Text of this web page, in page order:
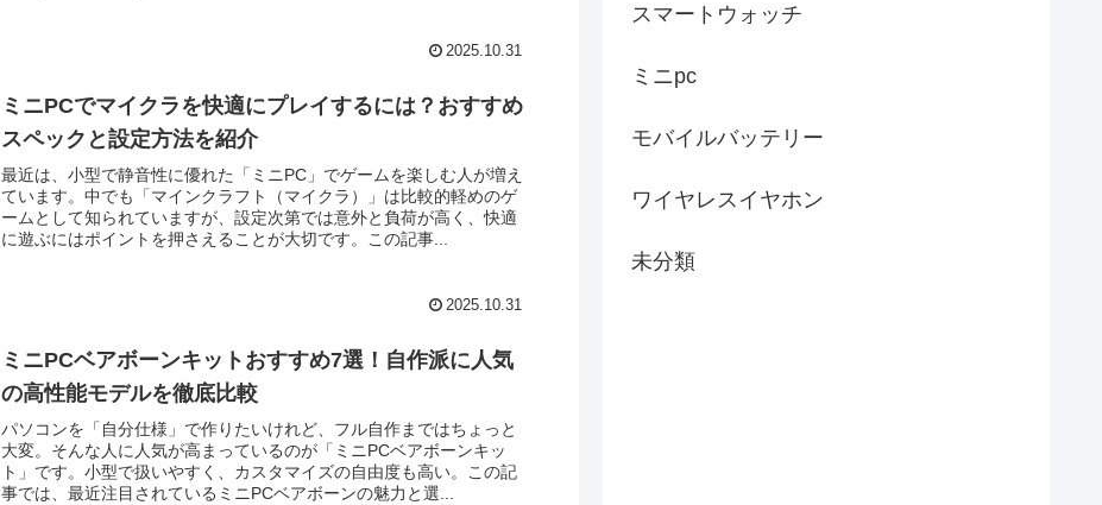
2025.10.31
ミニPCでマイクラを快適にプレイするには？おすすめ
スペックと設定方法を紹介
最近は、小型で静音性に優れた「ミニPC」でゲームを楽しむ人が増え
ています。中でも「マインクラフト（マイクラ）」は比較的軽めのゲ
ームとして知られていますが、設定次第では意外と負荷が高く、快適
に遊ぶにはポイントを押さえることが大切です。この記事...
2025.10.31
ミニPCベアボーンキットおすすめ7選！自作派に人気
の高性能モデルを徹底比較
パソコンを「自分仕様」で作りたいけれど、フル自作まではちょっと
大変。そんな人に人気が高まっているのが「ミニPCベアボーンキッ
ト」です。小型で扱いやすく、カスタマイズの自由度も高い。この記
事では、最近注目されているミニPCベアボーンの魅力と選...
スマートウォッチ
ミニpc
モバイルバッテリー
ワイヤレスイヤホン
未分類